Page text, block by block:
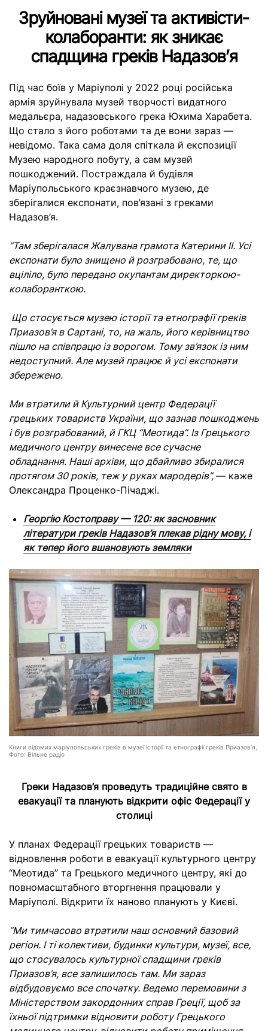
Зруйновані музеї та активісти-
колаборанти: як зникає
спадщина греків Надазов’я
Під час боїв у Маріуполі у 2022 році російська
армія зруйнувала музей творчості видатного
медальєра, надазовського грека Юхима Харабета.
Що стало з його роботами та де вони зараз —
невідомо. Така сама доля спіткала й експозиції
Музею народного побуту, а сам музей
пошкоджений. Постраждала й будівля
Маріупольського краєзнавчого музею, де
зберігалися експонати, пов’язані з греками
Надазов’я.
“Там зберігалася Жалувана грамота Катерини II. Усі
експонати було знищено й розграбовано, те, що
вціліло, було передано окупантам директоркою-
колаборанткою.
Що стосується музею історії та етнографії греків
Приазов’я в Сартані, то, на жаль, його керівництво
пішло на співпрацю із ворогом. Тому зв’язок із ним
недоступний. Але музей працює й усі експонати
збережено.
Ми втратили й Культурний центр Федерації
грецьких товариств України, що зазнав пошкоджень
і був розграбований, й ГКЦ “Меотида”. Із Грецького
медичного центру винесене все сучасне
обладнання. Наші архіви, що дбайливо збиралися
протягом 30 років, теж у руках мародерів”, — каже
Олександра Проценко-Пічаджі.
Георгію Костоправу — 120: як засновник
літератури греків Надазов’я плекав рідну мову, і
як тепер його вшановують земляки
Книги відомих маріупольських греків в музеї історії та етнографії греків Приазов’я,
Фото: Вільне радіо
Греки Надазов’я проведуть традиційне свято в
евакуації та планують відкрити офіс Федерації у
столиці
У планах Федерації грецьких товариств —
відновлення роботи в евакуації культурного центру
“Меотида” та Грецького медичного центру, які до
повномасштабного вторгнення працювали у
Маріуполі. Відкрити їх наново планують у Києві.
“Ми тимчасово втратили наш основний базовий
регіон. І ті колективи, будинки культури, музеї, все,
що стосувалось культурної спадщини греків
Приазов’я, все залишилось там. Ми зараз
відбудовуємо все спочатку. Ведемо перемовини з
Міністерством закордонних справ Греції, щоб за
їхньої підтримки відновити роботу Грецького